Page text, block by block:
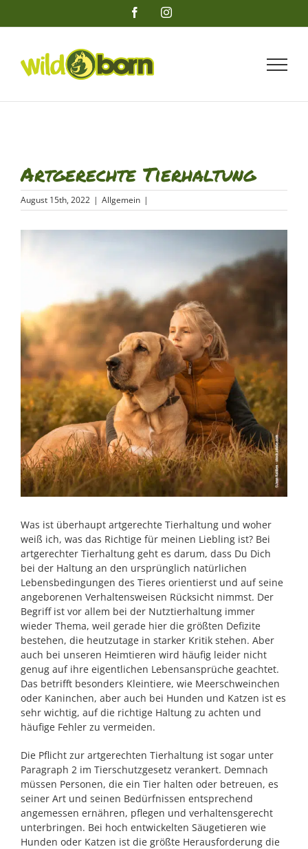
FacebookInstagram
Artgerechte Tierhaltung
August 15th, 2022 | Allgemein |
Was ist überhaupt artgerechte Tierhaltung und woher
weiß ich, was das Richtige für meinen Liebling ist? Bei
artgerechter Tierhaltung geht es darum, dass Du Dich
bei der Haltung an den ursprünglich natürlichen
Lebensbedingungen des Tieres orientierst und auf seine
angeborenen Verhaltensweisen Rücksicht nimmst. Der
Begriff ist vor allem bei der Nutztierhaltung immer
wieder Thema, weil gerade hier die größten Defizite
bestehen, die heutzutage in starker Kritik stehen. Aber
auch bei unseren Heimtieren wird häufig leider nicht
genug auf ihre eigentlichen Lebensansprüche geachtet.
Das betrifft besonders Kleintiere, wie Meerschweinchen
oder Kaninchen, aber auch bei Hunden und Katzen ist es
sehr wichtig, auf die richtige Haltung zu achten und
häufige Fehler zu vermeiden.
Die Pflicht zur artgerechten Tierhaltung ist sogar unter
Paragraph 2 im Tierschutzgesetz verankert. Demnach
müssen Personen, die ein Tier halten oder betreuen, es
seiner Art und seinen Bedürfnissen entsprechend
angemessen ernähren, pflegen und verhaltensgerecht
unterbringen. Bei hoch entwickelten Säugetieren wie
Hunden oder Katzen ist die größte Herausforderung die